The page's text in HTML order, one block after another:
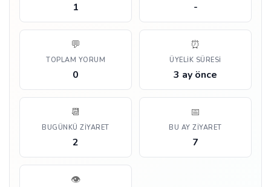
1 -
💬
TOPLAM YORUM
0
⏰
ÜYELIK SÜRESI
3 ay önce
📆
BUGÜNKÜ ZIYARET
2
📅
BU AY ZIYARET
7
👁️